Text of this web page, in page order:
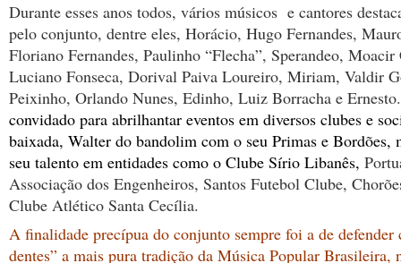
Durante esses anos todos, vários músicos e cantores
pelo conjunto, dentre eles, Horácio, Hugo Fernandes,
Floriano Fernandes, Paulinho “Flecha”, Sperandeo, Moacir
Luciano Fonseca, Dorival Paiva Loureiro, Miriam, Valdir
Peixinho, Orlando Nunes, Edinho, Luiz Borracha e
convidado para abrilhantar eventos em diversos clubes e
baixada, Walter do bandolim com o seu Primas e Bordões,
seu talento em entidades como o Clube Sírio Libanês,
Associação dos Engenheiros, Santos Futebol Clube,
Clube Atlético Santa Cecília.
A finalidade precípua do conjunto sempre foi a de defender
dentes” a mais pura tradição da Música Popular Brasileira,